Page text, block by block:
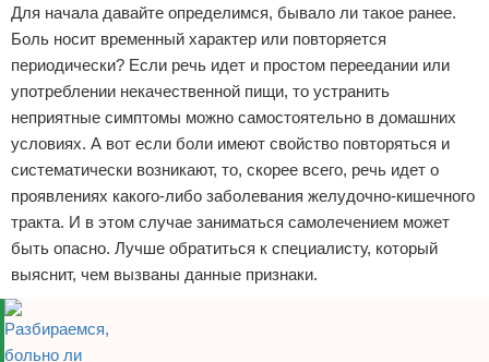
Для начала давайте определимся, бывало ли такое ранее.
Боль носит временный характер или повторяется
периодически? Если речь идет и простом переедании или
употреблении некачественной пищи, то устранить
неприятные симптомы можно самостоятельно в домашних
условиях. А вот если боли имеют свойство повторяться и
систематически возникают, то, скорее всего, речь идет о
проявлениях какого-либо заболевания желудочно-кишечного
тракта. И в этом случае заниматься самолечением может
быть опасно. Лучше обратиться к специалисту, который
выяснит, чем вызваны данные признаки.